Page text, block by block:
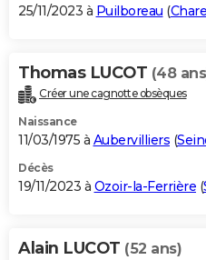
25/11/2023 à Puilboreau (
Thomas LUCOT (48
Créer une cagnotte obsèques
Naissance
11/03/1975 à Aubervilliers (
Décès
19/11/2023 à Ozoir-la-Ferrière (
Alain LUCOT (52 ans)